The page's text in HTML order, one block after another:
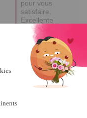
pour vous
satisfaire.
Excellente
journée.
Céline.